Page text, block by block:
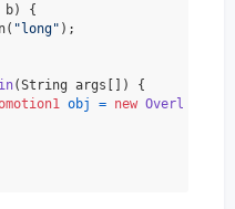
b)
{
"long" );
(String args[])
{
obj = new